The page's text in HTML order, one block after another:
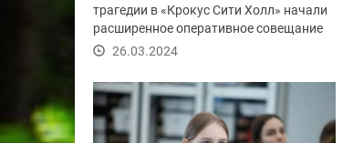
трагедии в «Крокус Сити Холл» начали
расширенное оперативное совещание
под...26.03.2024